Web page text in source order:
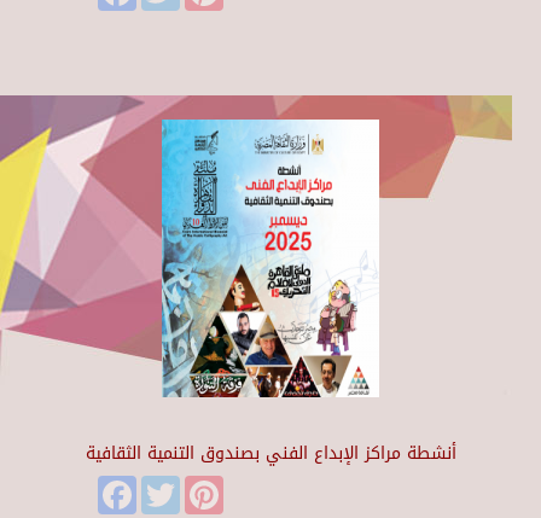
أنشطة مراكز الإبداع الفني بصندوق التنمية الثقافية
FacebookTwitter